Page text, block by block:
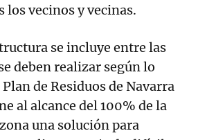
los vecinos y vecinas.
se incluye entre las
deben realizar según lo
de Residuos de Navarra
al alcance del 100% de la
una solución para